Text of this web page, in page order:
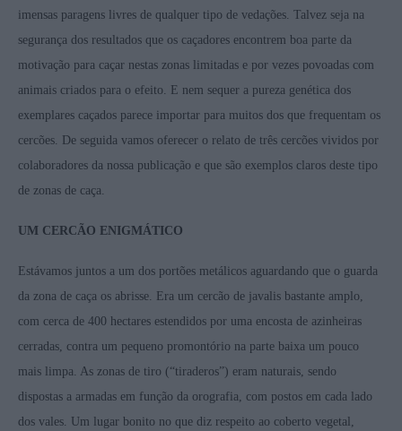
imensas paragens livres de qualquer tipo de vedações. Talvez seja na
segurança dos resultados que os caçadores encontrem boa parte da
motivação para caçar nestas zonas limitadas e por vezes povoadas com
animais criados para o efeito. E nem sequer a pureza genética dos
exemplares caçados parece importar para muitos dos que frequentam os
cercões. De seguida vamos oferecer o relato de três cercões vividos por
colaboradores da nossa publicação e que são exemplos claros deste tipo
de zonas de caça.
UM CERCÃO ENIGMÁTICO
Estávamos juntos a um dos portões metálicos aguardando que o guarda
da zona de caça os abrisse. Era um cercão de javalis bastante amplo,
com cerca de 400 hectares estendidos por uma encosta de azinheiras
cerradas, contra um pequeno promontório na parte baixa um pouco
mais limpa. As zonas de tiro (“tiraderos”) eram naturais, sendo
dispostas a armadas em função da orografia, com postos em cada lado
dos vales. Um lugar bonito no que diz respeito ao coberto vegetal,